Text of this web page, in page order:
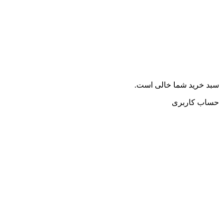
سبد خرید شما خالی است.
حساب کاربری